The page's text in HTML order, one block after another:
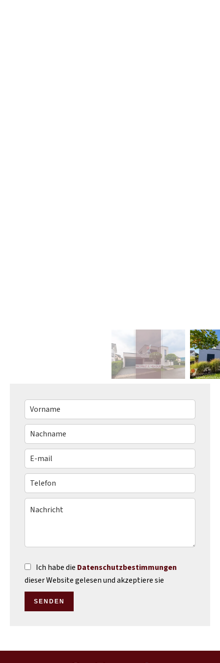
Ich habe die Datenschutzbestimmungen
dieser Website gelesen und akzeptiere sie
SENDEN